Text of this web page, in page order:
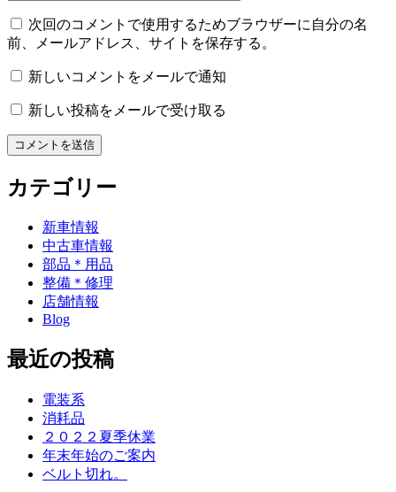
次回のコメントで使用するためブラウザーに自分の名
前、メールアドレス、サイトを保存する。
新しいコメントをメールで通知
新しい投稿をメールで受け取る
カテゴリー
新車情報
中古車情報
部品＊用品
整備＊修理
店舗情報
Blog
最近の投稿
電装系
消耗品
２０２２夏季休業
年末年始のご案内
ベルト切れ。